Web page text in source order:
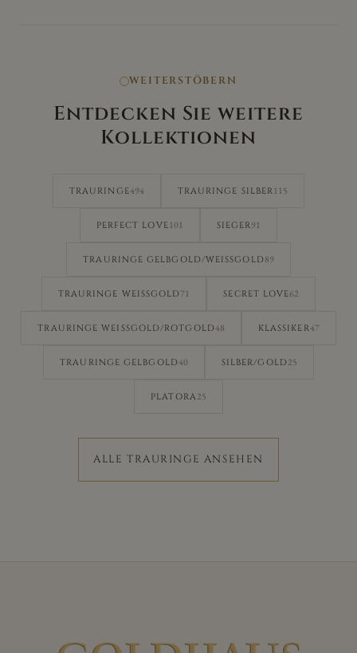
WEITERSTÖBERN
Entdecken Sie weitere
Kollektionen
TRAURINGE494 TRAURINGE SILBER 115
PERFECT LOVE 101 SIEGER91
TRAURINGE GELBGOLD/WEISSGOLD 89
TRAURINGE WEISSGOLD 71 SECRET LOVE62
TRAURINGE WEISSGOLD/ROTGOLD 48 KLASSIKER47
TRAURINGE GELBGOLD40 SILBER/GOLD 25
PLATORA25
ALLE TRAURINGE ANSEHEN